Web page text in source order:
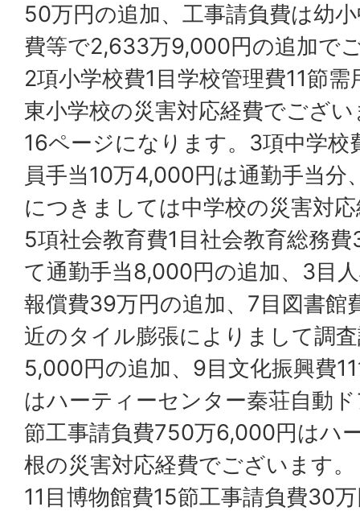
50万円の追加、工事請負費は幼
費等で2,633万9,000円の追加で
2項小学校費1目学校管理費11節
東小学校の災害対応経費でござ
16ページになります。3項中学校
員手当10万4,000円は通勤手当
につきましては中学校の災害対
5項社会教育費1目社会教育総務
て通勤手当8,000円の追加、3目
報償費39万円の追加、7目図書館
近のタイル膨張によりまして調
5,000円の追加、9目文化振興費
はハーティーセンター秦荘自動
節工事請負費750万6,000円はハ
根の災害対応経費でございます。
11目博物館費15節工事請負費30